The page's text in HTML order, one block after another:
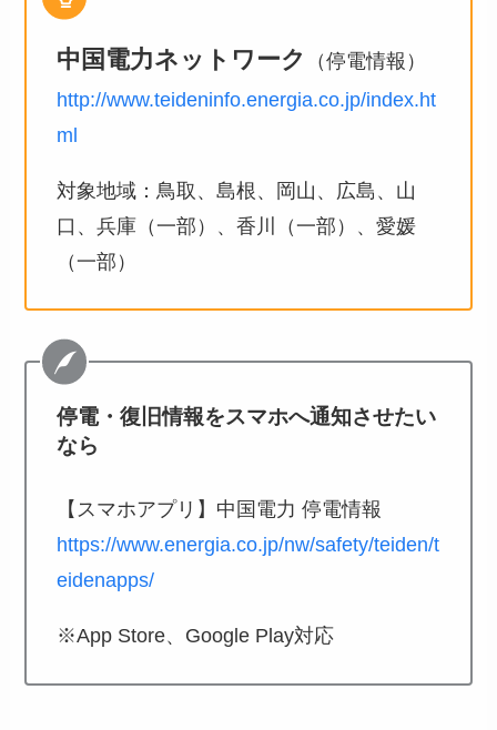
中国電力ネットワーク
（停電情報）
http://www.teideninfo.energia.co.jp/index.ht
ml
対象地域：鳥取、島根、岡山、広島、山
口、兵庫（一部）、香川（一部）、愛媛
（一部）
停電・復旧情報をスマホへ通知させたい
なら
【スマホアプリ】中国電力 停電情報
https://www.energia.co.jp/nw/safety/teiden/t
eidenapps/
※App Store、Google Play対応